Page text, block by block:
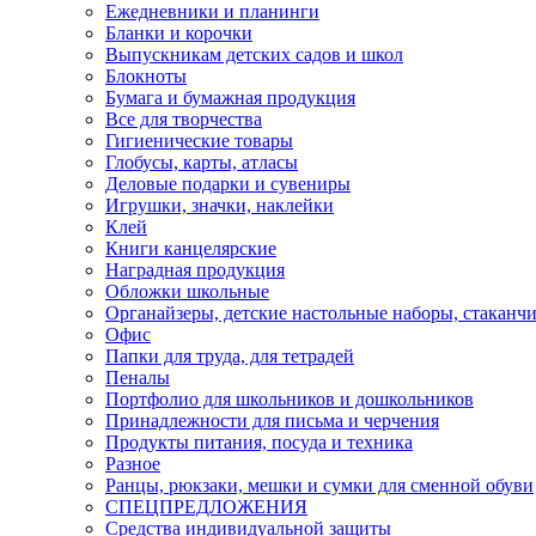
Ежедневники и планинги
Бланки и корочки
Выпускникам детских садов и школ
Блокноты
Бумага и бумажная продукция
Все для творчества
Гигиенические товары
Глобусы, карты, атласы
Деловые подарки и сувениры
Игрушки, значки, наклейки
Клей
Книги канцелярские
Наградная продукция
Обложки школьные
Органайзеры, детские настольные наборы,
Офис
Папки для труда, для тетрадей
Пеналы
Портфолио для школьников и дошкольников
Принадлежности для письма и черчения
Продукты питания, посуда и техника
Разное
Ранцы, рюкзаки, мешки и сумки для сменной обуви
СПЕЦПРЕДЛОЖЕНИЯ
Средства индивидуальной защиты